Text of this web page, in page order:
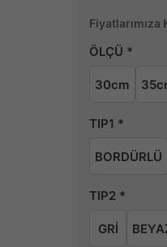
Fiyatlarımıza
ÖLÇÜ
30cm
TIP1
BORDÜRLÜ
TIP2
GRİ